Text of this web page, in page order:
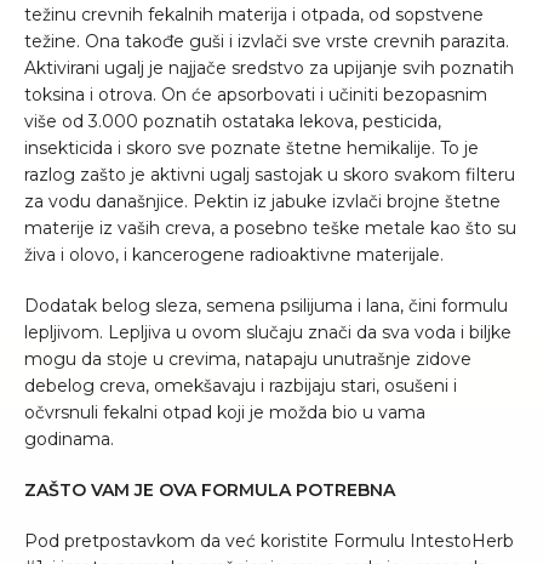
težinu crevnih fekalnih materija i otpada, od sopstvene
težine. Ona takođe guši i izvlači sve vrste crevnih parazita.
Aktivirani ugalj je najjače sredstvo za upijanje svih poznatih
toksina i otrova. On će apsorbovati i učiniti bezopasnim
više od 3.000 poznatih ostataka lekova, pesticida,
insekticida i skoro sve poznate štetne hemikalije. To je
razlog zašto je aktivni ugalj sastojak u skoro svakom filteru
za vodu današnjice. Pektin iz jabuke izvlači brojne štetne
materije iz vaših creva, a posebno teške metale kao što su
živa i olovo, i kancerogene radioaktivne materijale.
Dodatak belog sleza, semena psilijuma i lana, čini formulu
lepljivom. Lepljiva u ovom slučaju znači da sva voda i biljke
mogu da stoje u crevima, natapaju unutrašnje zidove
debelog creva, omekšavaju i razbijaju stari, osušeni i
očvrsnuli fekalni otpad koji je možda bio u vama
godinama.
ZAŠTO VAM JE OVA FORMULA POTREBNA
Pod pretpostavkom da već koristite Formulu IntestoHerb